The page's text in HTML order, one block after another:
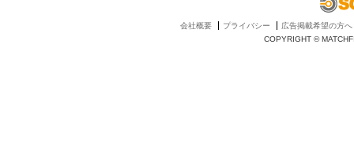
会社概要 プライバシー
広告掲載希望の方へ
COPYRIGHT ©